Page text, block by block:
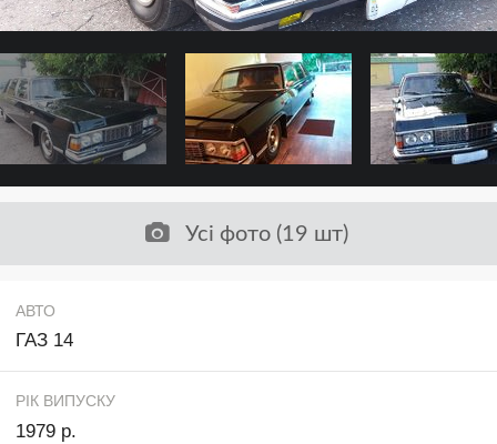
Усі фото (19 шт)
АВТО
ГАЗ 14
РІК ВИПУСКУ
1979 р.